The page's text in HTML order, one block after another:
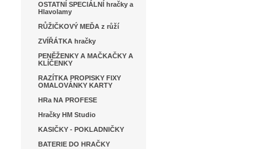
OSTATNÍ SPECIÁLNÍ hračky a
Hlavolamy
RŮŽIČKOVÝ MEĎA z růží
ZVÍŘÁTKA hračky
PENĚŽENKY A MAČKAČKY A
KLÍČENKY
RAZÍTKA PROPISKY FIXY
OMALOVÁNKY KARTY
HRa NA PROFESE
Hračky HM Studio
KASIČKY - POKLADNIČKY
BATERIE DO HRAČKY